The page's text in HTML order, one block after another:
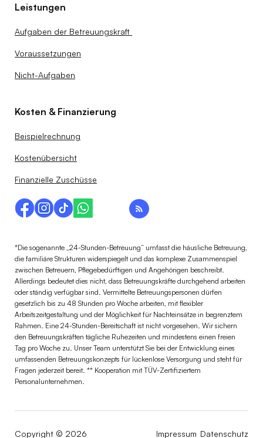
Leistungen
Aufgaben der Betreuungskraft
Voraussetzungen
Nicht-Aufgaben
Kosten & Finanzierung
Beispielrechnung
Kostenübersicht
Finanzielle Zuschüsse
*Die sogenannte „24-Stunden-Betreuung“ umfasst die häusliche Betreuung,
die familiäre Strukturen widerspiegelt und das komplexe Zusammenspiel
zwischen Betreuern, Pflegebedürftigen und Angehörigen beschreibt.
Allerdings bedeutet dies nicht, dass Betreuungskräfte durchgehend arbeiten
oder ständig verfügbar sind. Vermittelte Betreuungspersonen dürfen
gesetzlich bis zu 48 Stunden pro Woche arbeiten, mit flexibler
Arbeitszeitgestaltung und der Möglichkeit für Nachteinsätze in begrenztem
Rahmen. Eine 24-Stunden-Bereitschaft ist nicht vorgesehen. Wir sichern
den Betreuungskräften tägliche Ruhezeiten und mindestens einen freien
Tag pro Woche zu. Unser Team unterstützt Sie bei der Entwicklung eines
umfassenden Betreuungskonzepts für lückenlose Versorgung und steht für
Fragen jederzeit bereit. ** Kooperation mit TÜV-Zertifiziertem
Personalunternehmen.
Copyright © 2026 Impressum Datenschutz